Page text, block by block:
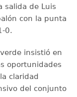
salida de Luis
con la punta
0.
insistió en
oportunidades
claridad
del conjunto